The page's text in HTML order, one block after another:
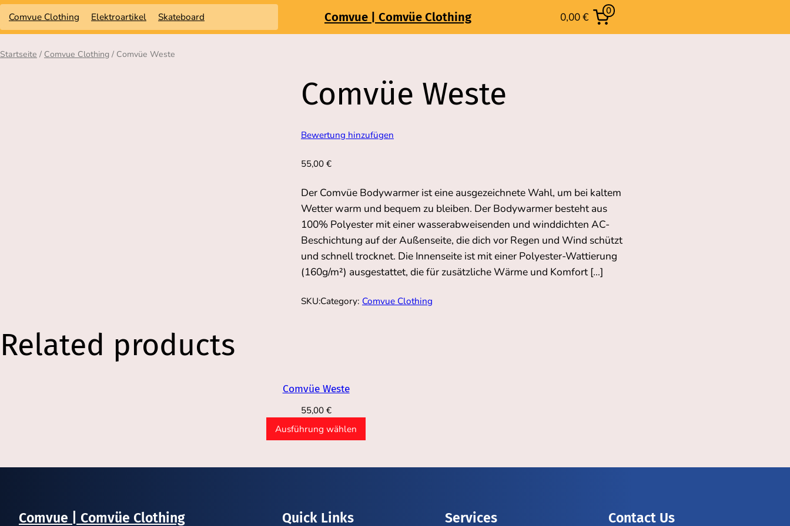
Comvue Clothing Elektroartikel Skateboard Comvue | Comvüe Clothing 0,00 € 0
Startseite / Comvue Clothing / Comvüe Weste
Comvüe Weste
Bewertung hinzufügen
55,00 €
Der Comvüe Bodywarmer ist eine ausgezeichnete Wahl, um bei kaltem
Wetter warm und bequem zu bleiben. Der Bodywarmer besteht aus
100% Polyester mit einer wasserabweisenden und winddichten AC-
Beschichtung auf der Außenseite, die dich vor Regen und Wind schützt
und schnell trocknet. Die Innenseite ist mit einer Polyester-Wattierung
(160g/m²) ausgestattet, die für zusätzliche Wärme und Komfort […]
SKU:Category: Comvue Clothing
Related products
Comvüe Weste
55,00 €
Ausführung wählen
Comvue | Comvüe Clothing Quick Links Services Contact Us